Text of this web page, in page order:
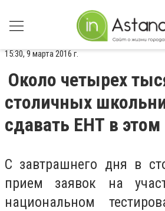
15:30, 9 марта 2016 г.
Около четырех
столичных
сдавать ЕНТ в этом
С завтрашнего дня в
прием заявок на
национальном